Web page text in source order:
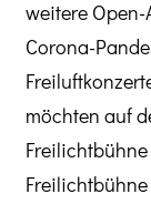
weitere
Corona-
möchten auf